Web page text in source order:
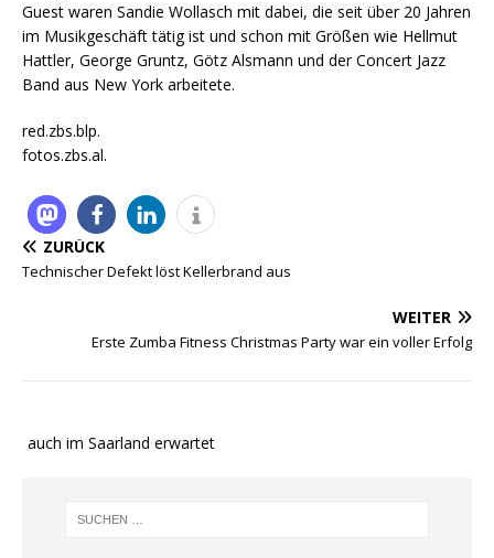
Guest waren Sandie Wollasch mit dabei, die seit über 20 Jahren
im Musikgeschäft tätig ist und schon mit Größen wie Hellmut
Hattler, George Gruntz, Götz Alsmann und der Concert Jazz
Band aus New York arbeitete.
red.zbs.blp.
fotos.zbs.al.
ZURÜCK
Technischer Defekt löst Kellerbrand aus
WEITER
Erste Zumba Fitness Christmas Party war ein voller Erfolg
auch im Saarland erwartet